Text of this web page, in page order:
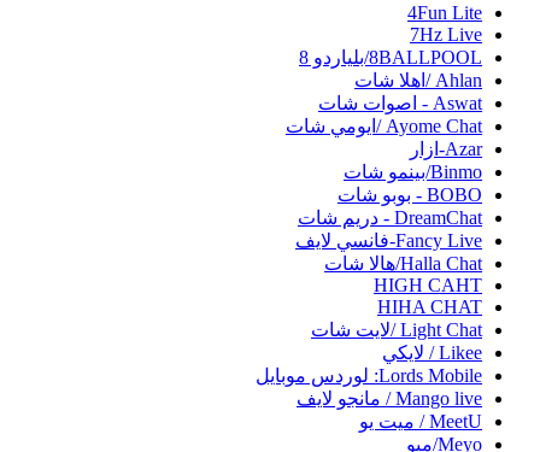
4Fun Lite
7Hz Live
8BALLPOOL/بلياردو 8
Ahlan /اهلا شات
Aswat - اصوات شات
Ayome Chat /ايومي شات
Azar-ازار
Binmo/بينمو شات
BOBO - بوبو شات
DreamChat - دريم شات
Fancy Live-فانسي لايف
Halla Chat/هالا شات
HIGH CAHT
HIHA CHAT
Light Chat /لايت شات
Likee / لايكي
Lords Mobile: لوردس موبايل
Mango live / مانجو لايف
MeetU / ميت يو
Meyo/ميو